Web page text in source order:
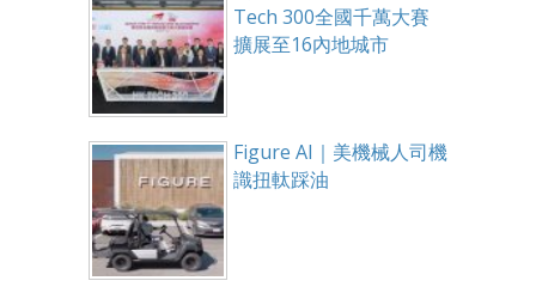
Tech 300全國千萬大賽
擴展至16內地城市
Figure AI｜美機械人司機
識扭軚踩油